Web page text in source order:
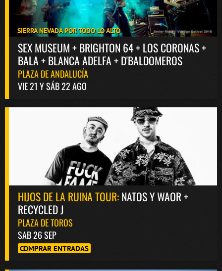
SIERRA NEVADA POR TODO LO ALTO
SEX MUSEUM + BRIGHTON 64 + LOS CORONAS +
BALA + BLANCA ADELFA + D'BALDOMEROS
PLAZA DE ANDALUCÍA
VIE 21 Y SÁB 22 AGO
HIJOS DE LA RUINA TOUR:NATOS Y WAOR +
RECYCLED J
PLAZA DE TOROS
SAB 26 SEP
COMPRAR ENTRADAS